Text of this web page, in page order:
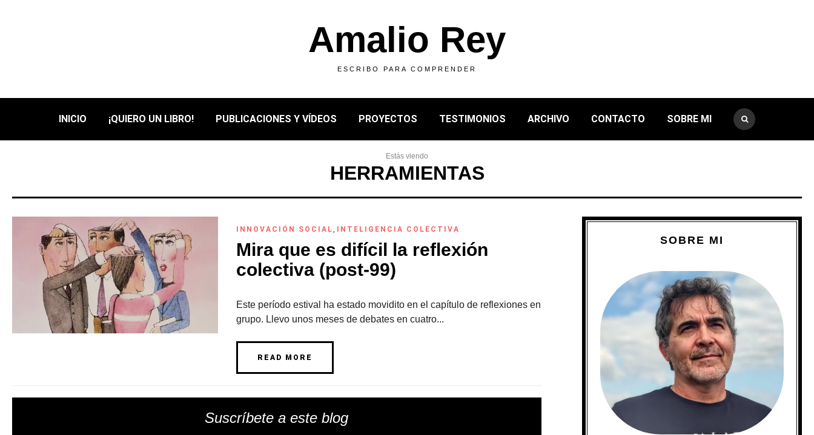
Amalio Rey
ESCRIBO PARA COMPRENDER
INICIO ¡QUIERO UN LIBRO! PUBLICACIONES Y VÍDEOS PROYECTOS TESTIMONIOS ARCHIVO CONTACTO SOBRE MI
Estás viendo
HERRAMIENTAS
INNOVACIÓN SOCIAL, INTELIGENCIA COLECTIVA
Mira que es difícil la reflexión
colectiva (post-99)
Este período estival ha estado movidito en el capítulo de reflexiones en
grupo. Llevo unos meses de debates en cuatro...
READ MORE
Suscríbete a este blog
SOBRE MI